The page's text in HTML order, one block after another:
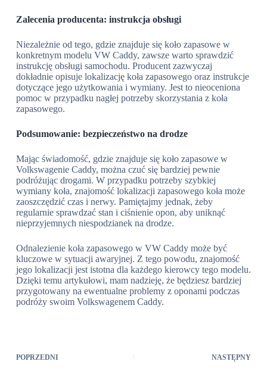
Zalecenia producenta: instrukcja obsługi
Niezależnie od tego, gdzie znajduje się koło zapasowe w
konkretnym modelu VW Caddy, zawsze warto sprawdzić
instrukcję obsługi samochodu. Producent zazwyczaj
dokładnie opisuje lokalizację koła zapasowego oraz instrukcje
dotyczące jego użytkowania i wymiany. Jest to nieoceniona
pomoc w przypadku nagłej potrzeby skorzystania z koła
zapasowego.
Podsumowanie: bezpieczeństwo na drodze
Mając świadomość, gdzie znajduje się koło zapasowe w
Volkswagenie Caddy, można czuć się bardziej pewnie
podróżując drogami. W przypadku potrzeby szybkiej
wymiany koła, znajomość lokalizacji zapasowego koła może
zaoszczędzić czas i nerwy. Pamiętajmy jednak, żeby
regularnie sprawdzać stan i ciśnienie opon, aby uniknąć
nieprzyjemnych niespodzianek na drodze.
Odnalezienie koła zapasowego w VW Caddy może być
kluczowe w sytuacji awaryjnej. Z tego powodu, znajomość
jego lokalizacji jest istotna dla każdego kierowcy tego modelu.
Dzięki temu artykułowi, mam nadzieję, że będziesz bardziej
przygotowany na ewentualne problemy z oponami podczas
podróży swoim Volkswagenem Caddy.
POPRZEDNI NASTĘPNY